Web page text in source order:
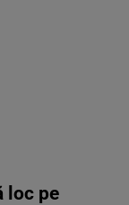
loc pe